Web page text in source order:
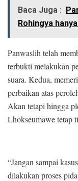
Baca Juga :
Rohingya
Panwaslih telah
terbukti melakukan
suara. Kedua,
perbaikan atas
Akan tetapi hingga
Lhokseumawe tetap
“Jangan sampai
dilakukan proses